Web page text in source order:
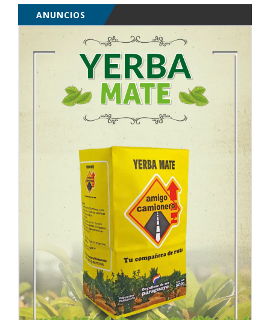
ANUNCIOS